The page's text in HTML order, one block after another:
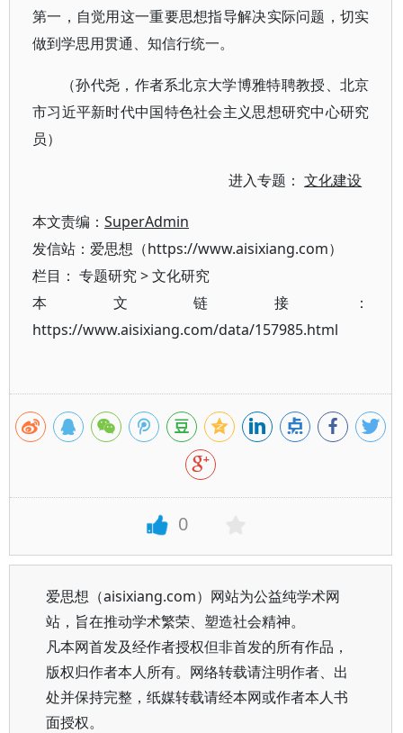
第一，自觉用这一重要思想指导解决实际问题，切实
做到学思用贯通、知信行统一。
（孙代尧，作者系北京大学博雅特聘教授、北京
市习近平新时代中国特色社会主义思想研究中心研究
员）
进入专题：文化建设
本文责编： SuperAdmin
发信站：爱思想（https://www.aisixiang.com）
栏目： 专题研究>文化研究
本文链接：
https://www.aisixiang.com/data/157985.html
0
爱思想（aisixiang.com）网站为公益纯学术网
站，旨在推动学术繁荣、塑造社会精神。
凡本网首发及经作者授权但非首发的所有作品，
版权归作者本人所有。网络转载请注明作者、出
处并保持完整，纸媒转载请经本网或作者本人书
面授权。